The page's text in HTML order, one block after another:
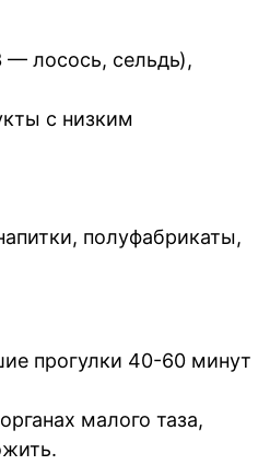
— лосось, сельдь),
с низким
полуфабрикаты,
прогулки 40-60 минут
малого таза,